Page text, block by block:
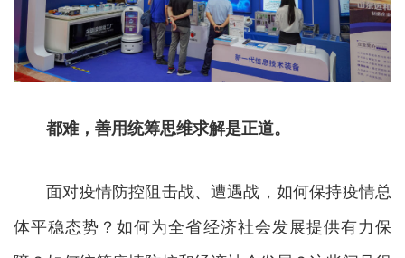
都难，善用统筹思维求解是正道。
面对疫情防控阻击战、遭遇战，如何保持疫情总
体平稳态势？如何为全省经济社会发展提供有力保